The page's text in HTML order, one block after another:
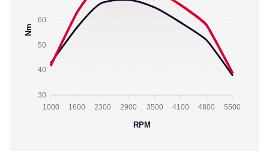
60
50
40
30
Nm
1000 1600 2300 2900 3500 4100 4800 5500
RPM